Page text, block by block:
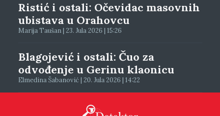
Ristić i ostali: Očevidac masovnih
ubistava u Orahovcu
Marija Taušan | 23. Jula 2026 | 15:26
Blagojević i ostali: Čuo za
odvođenje u Gerinu klaonicu
Elmedina Šabanović | 20. Jula 2026 | 14:22